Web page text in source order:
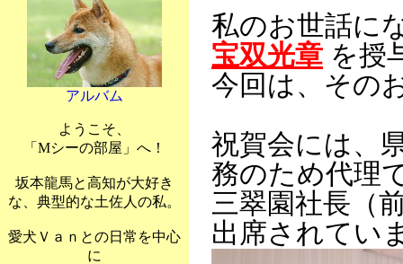
アルバム
ようこそ、
「Mシーの部屋」へ！
坂本龍馬と高知が大好き
な、典型的な土佐人の私。
愛犬Ｖａｎとの日常を中心
に
私のお世話に
宝双光章 を授
今回は、その
祝賀会には、
務のため代理
三翠園社長（
出席されてい